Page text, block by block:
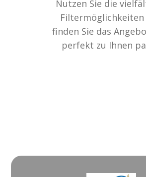
Nutzen Sie die
Filtermöglichkeiten
finden Sie das
perfekt zu Ihnen